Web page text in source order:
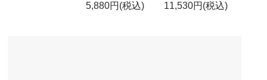
5,880円(税込) 11,530円(税込)